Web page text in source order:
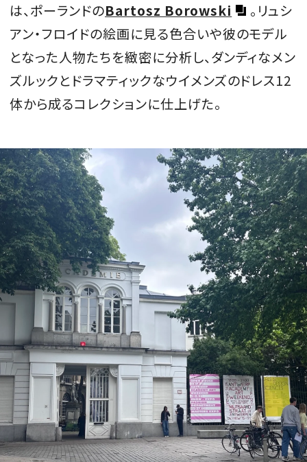
は、ポーランドのBartosz Borowski
。リュシ
アン・フロイドの絵画に見る色合いや彼のモデル
となった人物たちを緻密に分析し、ダンディなメン
ズルックとドラマティックなウイメンズのドレス12
体から成るコレクションに仕上げた。